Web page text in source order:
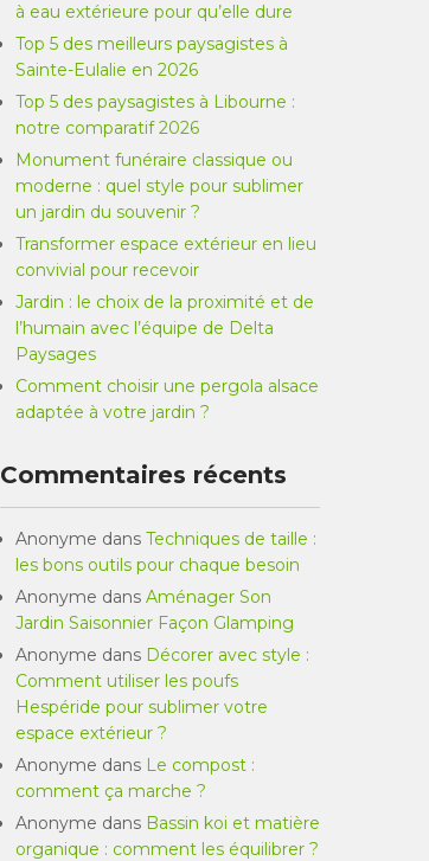
à eau extérieure pour qu’elle dure
Top 5 des meilleurs paysagistes à
Sainte-Eulalie en 2026
Top 5 des paysagistes à Libourne :
notre comparatif 2026
Monument funéraire classique ou
moderne : quel style pour sublimer
un jardin du souvenir ?
Transformer espace extérieur en lieu
convivial pour recevoir
Jardin : le choix de la proximité et de
l’humain avec l’équipe de Delta
Paysages
Comment choisir une pergola alsace
adaptée à votre jardin ?
Commentaires récents
Anonyme dans Techniques de taille :
les bons outils pour chaque besoin
Anonyme dans Aménager Son
Jardin Saisonnier Façon Glamping
Anonyme dans Décorer avec style :
Comment utiliser les poufs
Hespéride pour sublimer votre
espace extérieur ?
Anonyme dans Le compost :
comment ça marche ?
Anonyme dans Bassin koi et matière
organique : comment les équilibrer ?